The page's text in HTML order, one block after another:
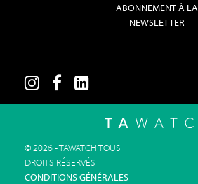
ABONNEMENT À LA
NEWSLETTER
© 2026 - TAWATCH TOUS
DROITS RÉSERVÉS
CONDITIONS GÉNÉRALES